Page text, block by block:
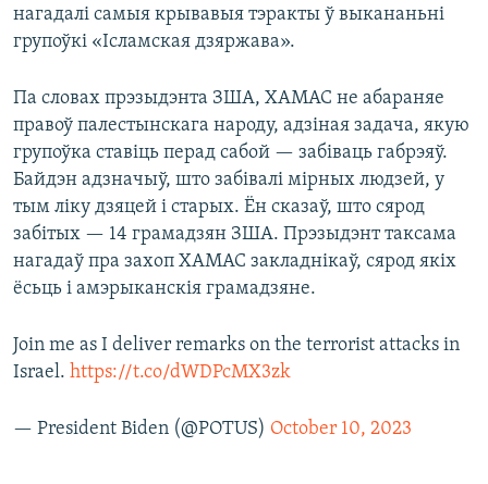
нагадалі самыя крывавыя тэракты ў выкананьні
групоўкі «Ісламская дзяржава».
Па словах прэзыдэнта ЗША, ХАМАС не абараняе
правоў палестынскага народу, адзіная задача, якую
групоўка ставіць перад сабой — забіваць габрэяў.
Байдэн адзначыў, што забівалі мірных людзей, у
тым ліку дзяцей і старых. Ён сказаў, што сярод
забітых — 14 грамадзян ЗША. Прэзыдэнт таксама
нагадаў пра захоп ХАМАС закладнікаў, сярод якіх
ёсьць і амэрыканскія грамадзяне.
Join me as I deliver remarks on the terrorist attacks in
Israel. https://t.co/dWDPcMX3zk
— President Biden (@POTUS) October 10, 2023